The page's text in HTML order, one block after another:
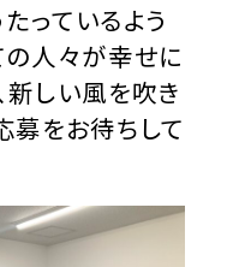
っているよう
の人々が幸せに
新しい風を吹き
募をお待ちして